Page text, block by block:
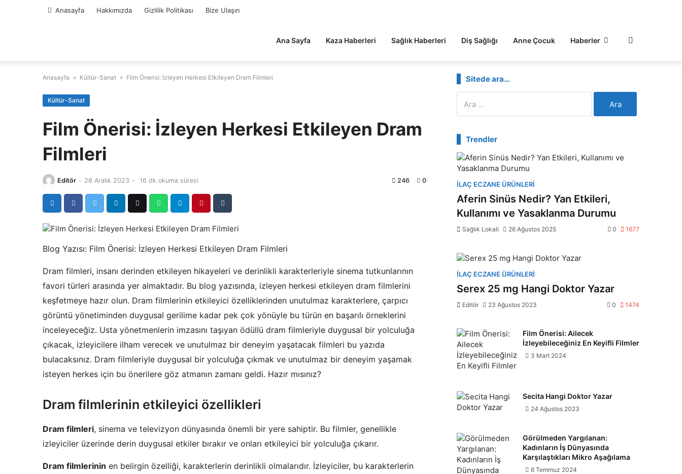
Anasayfa Hakkımızda Gizlilik Politikası Bize Ulaşın
Ana Sayfa Kaza Haberleri Sağlık Haberleri Diş Sağlığı Anne Çocuk Haberler
Anasayfa » Kültür-Sanat » Film Önerisi: İzleyen Herkesi Etkileyen Dram Filmleri
Kültür-Sanat
Film Önerisi: İzleyen Herkesi Etkileyen Dram
Filmleri
Editör - 28 Aralık 2023 - 16 dk okuma süresi 246 0
Blog Yazısı: Film Önerisi: İzleyen Herkesi Etkileyen Dram Filmleri
Dram filmleri, insanı derinden etkileyen hikayeleri ve derinlikli karakterleriyle sinema tutkunlarının
favori türleri arasında yer almaktadır. Bu blog yazısında, izleyen herkesi etkileyen dram filmlerini
keşfetmeye hazır olun. Dram filmlerinin etkileyici özelliklerinden unutulmaz karakterlere, çarpıcı
görüntü yönetiminden duygusal gerilime kadar pek çok yönüyle bu türün en başarılı örneklerini
inceleyeceğiz. Usta yönetmenlerin imzasını taşıyan ödüllü dram filmleriyle duygusal bir yolculuğa
çıkacak, izleyicilere ilham verecek ve unutulmaz bir deneyim yaşatacak filmleri bu yazıda
bulacaksınız. Dram filmleriyle duygusal bir yolculuğa çıkmak ve unutulmaz bir deneyim yaşamak
isteyen herkes için bu önerilere göz atmanın zamanı geldi. Hazır mısınız?
Dram filmlerinin etkileyici özellikleri
Dram filmleri, sinema ve televizyon dünyasında önemli bir yere sahiptir. Bu filmler, genellikle
izleyiciler üzerinde derin duygusal etkiler bırakır ve onları etkileyici bir yolculuğa çıkarır.
Dram filmlerinin en belirgin özelliği, karakterlerin derinlikli olmalarıdır. İzleyiciler, bu karakterlerin
Sitede ara…
Trendler
İLAÇ ECZANE ÜRÜNLERI
Aferin Sinüs Nedir? Yan Etkileri,
Kullanımı ve Yasaklanma Durumu
Sağlık Lokali 26 Ağustos 2025 0 1677
İLAÇ ECZANE ÜRÜNLERI
Serex 25 mg Hangi Doktor Yazar
Editör 23 Ağustos 2023 0 1474
Film Önerisi: Ailecek
İzleyebileceğiniz En Keyifli Filmler
3 Mart 2024
Secita Hangi Doktor Yazar
24 Ağustos 2023
Görülmeden Yargılanan:
Kadınların İş Dünyasında
Karşılaştıkları Mikro Aşağılama
6 Temmuz 2024